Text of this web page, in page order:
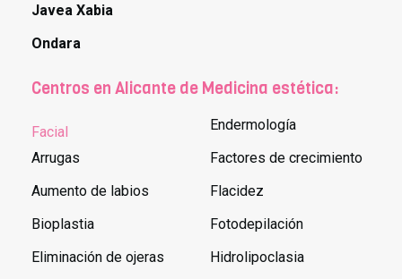
Javea Xabia
Ondara
Centros en Alicante de Medicina estética:
Facial
Arrugas
Aumento de labios
Bioplastia
Eliminación de ojeras
Endermología
Factores de crecimiento
Flacidez
Fotodepilación
Hidrolipoclasia